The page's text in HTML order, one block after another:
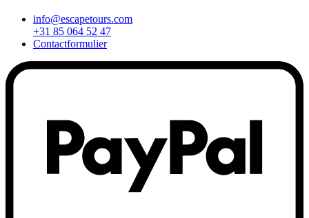
info@escapetours.com
+31 85 064 52 47
Contactformulier